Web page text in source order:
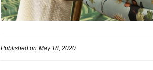
Published on May 18, 2020